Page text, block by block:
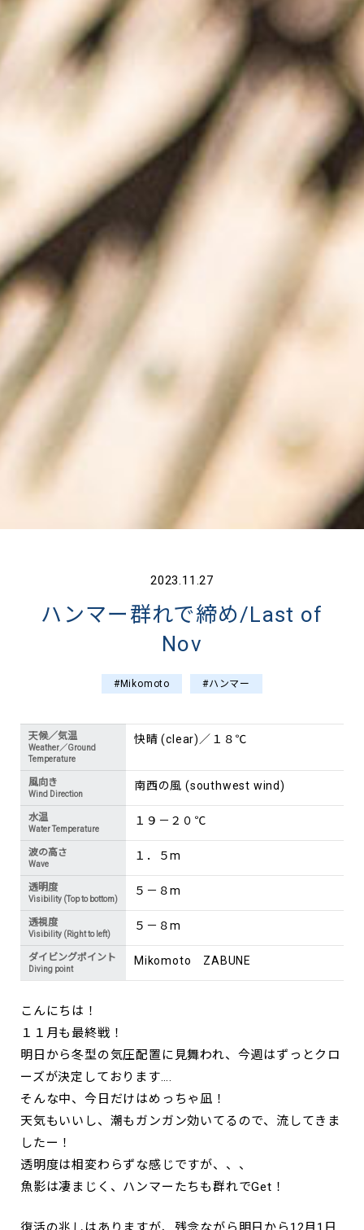
2023.11.27
ハンマー群れで締め/Last of
Nov
#Mikomoto #ハンマー
天候／気温
Weather／Ground
Temperature
快晴 (clear)／１８℃
風向き
Wind Direction
南西の風 (southwest wind)
水温
Water Temperature
１９－２０℃
波の高さ
Wave
１．５m
透明度
Visibility (Top to bottom)
５－８m
透視度
Visibility (Right to left)
５－８m
ダイビングポイント
Diving point
Mikomoto ZABUNE
こんにちは！
１１月も最終戦！
明日から冬型の気圧配置に見舞われ、今週はずっとクロ
ーズが決定しております….
そんな中、今日だけはめっちゃ凪！
天気もいいし、潮もガンガン効いてるので、流してきま
したー！
透明度は相変わらずな感じですが、、、
魚影は凄まじく、ハンマーたちも群れでGet！